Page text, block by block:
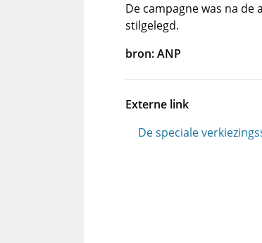
De campagne was na
stilgelegd.
bron: ANP
Externe link
De speciale